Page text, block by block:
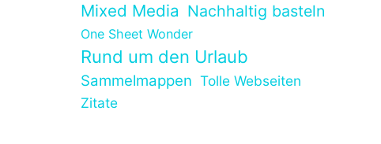
Mixed Media Nachhaltig basteln
One Sheet Wonder
Rund um den Urlaub
Sammelmappen Tolle Webseiten
Zitate